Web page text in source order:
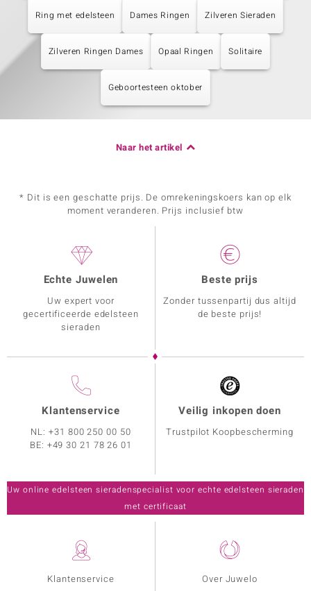
Ring met edelsteen Dames Ringen Zilveren Sieraden
Zilveren Ringen Dames Opaal Ringen Solitaire
Geboortesteen oktober
Naar het artikel
* Dit is een geschatte prijs. De omrekeningskoers kan op elk
moment veranderen. Prijs inclusief btw
Klantenservice
Over Juwelo
Echte Juwelen
Uw expert voor
gecertificeerde edelsteen
sieraden
Beste prijs
Zonder tussenpartij dus altijd
de beste prijs!
Klantenservice
NL:+31 800 250 00 50
BE: +49 30 21 78 26 01
Veilig inkopen doen
Trustpilot Koopbescherming
Uw online edelsteen sieradenspecialist voor echte edelsteen sieraden
met certificaat